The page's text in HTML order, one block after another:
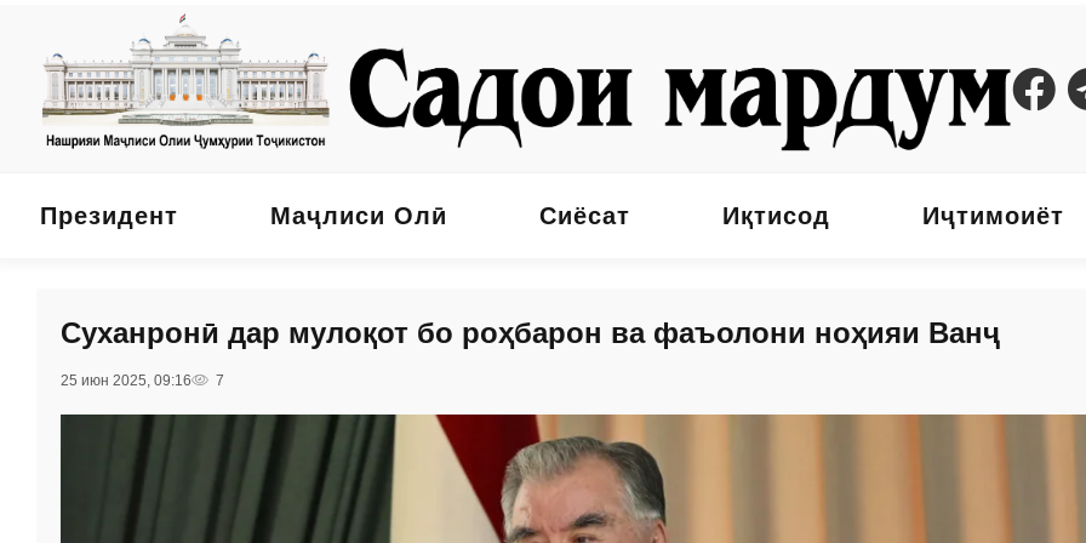
Президент Маҷлиси Олӣ Сиёсат Иқтисод Иҷтимоиёт
Cуханронӣ дар мулоқот бо роҳбарон ва фаъолони ноҳияи Ванҷ
25 июн 2025, 09:16 7